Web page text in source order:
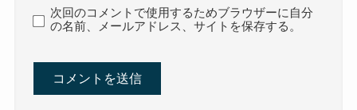
次回のコメントで使用するためブラウザーに自分
の名前、メールアドレス、サイトを保存する。